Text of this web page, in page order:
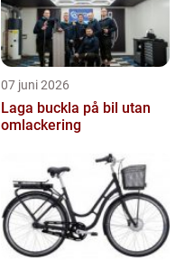
07 juni 2026
Laga buckla på bil utan
omlackering